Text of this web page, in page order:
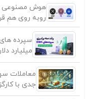
هوش مصنوعی
روبه روی هم
میلیارد
معاملات
جدی با